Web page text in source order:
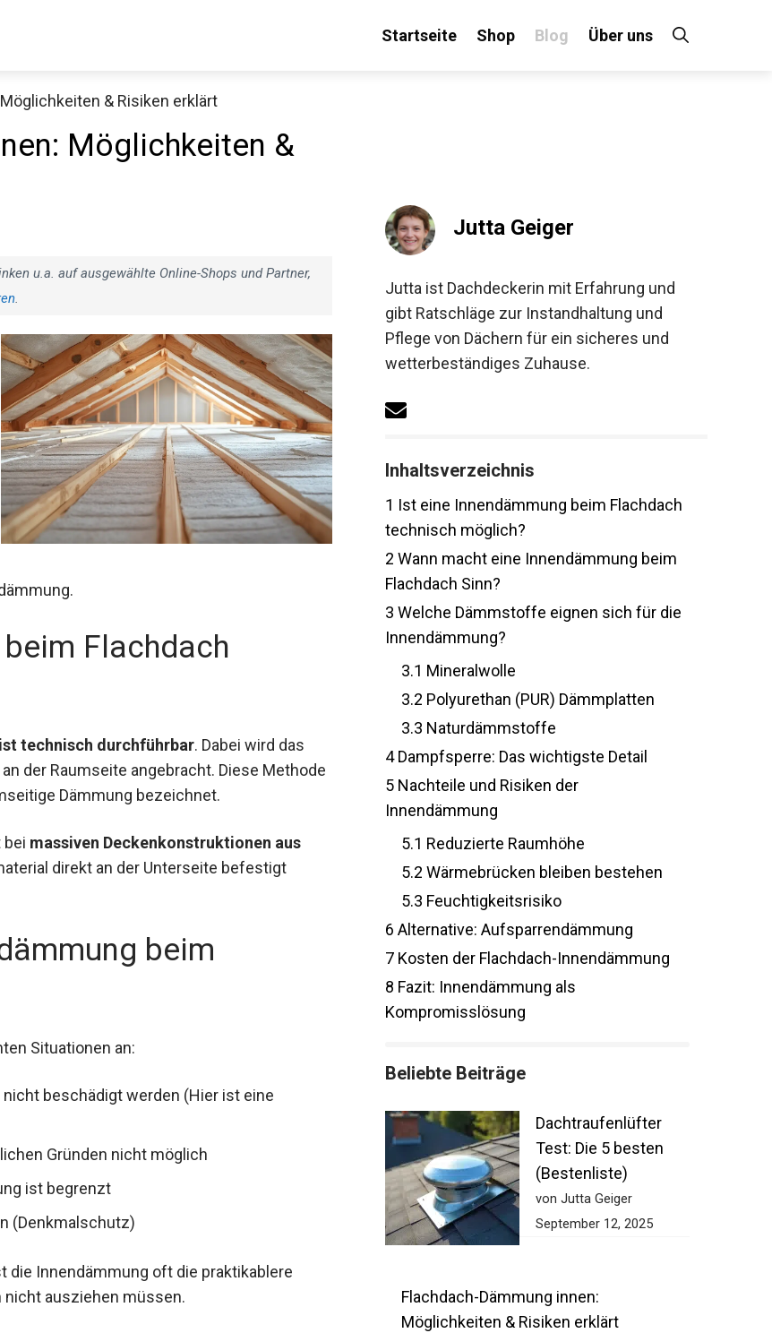
Startseite Shop Blog Über uns
& Risiken erklärt
Möglichkeiten &
u.a. auf ausgewählte Online-Shops und Partner,
.
Flachdach
technisch durchführbar. Dabei wird das
der Raumseite angebracht. Diese Methode
Dämmung bezeichnet.
bei massiven Deckenkonstruktionen aus
direkt an der Unterseite befestigt
beim
Situationen an:
beschädigt werden (Hier ist eine
Gründen nicht möglich
ist begrenzt
(Denkmalschutz)
die Innendämmung oft die praktikablere
nicht ausziehen müssen.
Jutta Geiger
Jutta ist Dachdeckerin mit Erfahrung und
gibt Ratschläge zur Instandhaltung und
Pflege von Dächern für ein sicheres und
wetterbeständiges Zuhause.
Inhaltsverzeichnis
1 Ist eine Innendämmung beim Flachdach
technisch möglich?
2 Wann macht eine Innendämmung beim
Flachdach Sinn?
3 Welche Dämmstoffe eignen sich für die
Innendämmung?
3.1 Mineralwolle
3.2 Polyurethan (PUR) Dämmplatten
3.3 Naturdämmstoffe
4Dampfsperre: Das wichtigste Detail
5 Nachteile und Risiken der
Innendämmung
5.1 Reduzierte Raumhöhe
5.2 Wärmebrücken bleiben bestehen
5.3 Feuchtigkeitsrisiko
6 Alternative: Aufsparrendämmung
7 Kosten der Flachdach-Innendämmung
8 Fazit: Innendämmung als
Kompromisslösung
Beliebte Beiträge
Dachtraufenlüfter
Test: Die 5 besten
(Bestenliste)
von Jutta Geiger
September 12, 2025
Flachdach-Dämmung innen:
Möglichkeiten & Risiken erklärt